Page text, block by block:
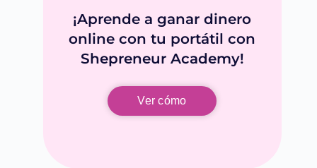
¡Aprende a ganar dinero
online con tu portátil con
Shepreneur Academy!
Ver cómo